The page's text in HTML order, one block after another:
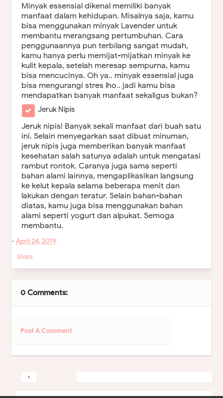
Minyak essensial dikenal memiliki banyak
manfaat dalam kehidupan. Misalnya saja, kamu
bisa menggunakan minyak Lavender untuk
membantu merangsang pertumbuhan. Cara
penggunaannya pun terbilang sangat mudah,
kamu hanya perlu memijat-mijatkan minyak ke
kulit kepala, setelah meresap sempurna, kamu
bisa mencucinya. Oh ya.. minyak essensial juga
bisa mengurangi stres lho.. jadi kamu bisa
mendapatkan banyak manfaat sekaligus bukan?
Jeruk Nipis
Jeruk nipis! Banyak sekali manfaat dari buah satu
ini. Selain menyegarkan saat dibuat minuman,
jeruk nipis juga memberikan banyak manfaat
kesehatan salah satunya adalah untuk mengatasi
rambut rontok. Caranya juga sama seperti
bahan alami lainnya, mengaplikasikan langsung
ke kelut kepala selama beberapa menit dan
lakukan dengan teratur. Selain bahan-bahan
diatas, kamu juga bisa menggunakan bahan
alami seperti yogurt dan alpukat. Semoga
membantu.
-April 24, 2019
Share
0 Comments:
Post A Comment
‹
View web version